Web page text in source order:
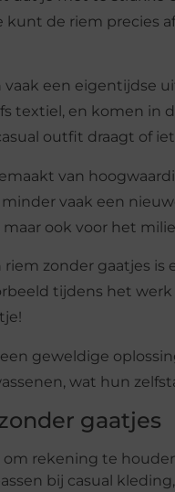
de riem precies
een eigentijdse
textiel, en komen in
outfit draagt of
van
vaak een
ook voor het
zonder gaatjes is
tijdens het
geweldige
wat hun
gaatjes
rekening te
bij casual